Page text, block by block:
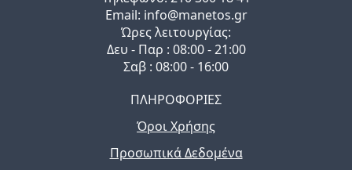
Email: info@manetos.gr
Ώρες λειτουργίας:
Δευ - Παρ : 08:00 - 21:00
Σαβ : 08:00 - 16:00
ΠΛΗΡΟΦΟΡΙΕΣ
Όροι Χρήσης
Προσωπικά Δεδομένα